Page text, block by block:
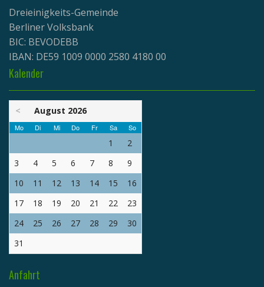
Dreieinigkeits-Gemeinde
Berliner Volksbank
BIC: BEVODEBB
IBAN: DE59 1009 0000 2580 4180 00
Kalender
< August 2026
Mo Di Mi Do Fr Sa So
1
2
3
4 5 6 7 8
9
10
11 12 13 14 15
16
17
18 19 20 21 22
23
24
25 26 27 28 29
30
31
Anfahrt